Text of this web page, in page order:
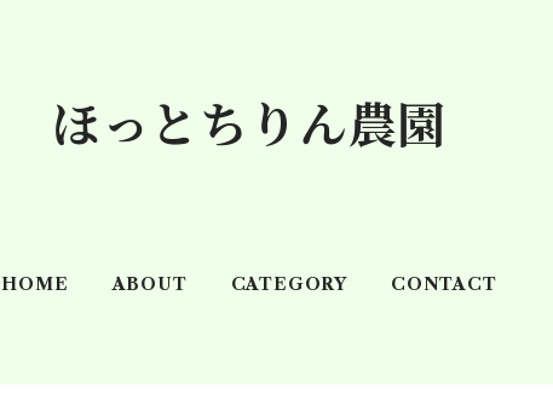
ほっとちりん農園
HOME ABOUT CATEGORY CONTACT